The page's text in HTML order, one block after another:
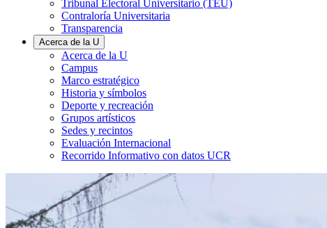
Tribunal Electoral Universitario (TEU)
Contraloría Universitaria
Transparencia
Acerca de la U
Acerca de la U
Campus
Marco estratégico
Historia y símbolos
Deporte y recreación
Grupos artísticos
Sedes y recintos
Evaluación Internacional
Recorrido Informativo con datos UCR